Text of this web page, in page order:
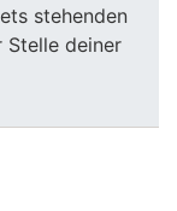
stehenden
Stelle deiner